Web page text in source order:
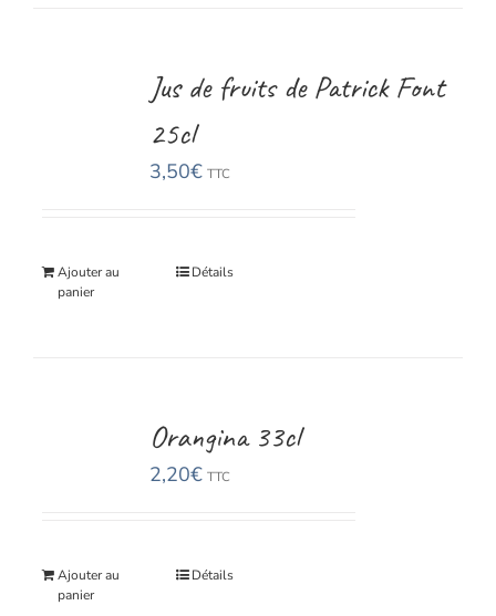
Jus de fruits de Patrick Font
25cl
3,50€ TTC
Ajouter au
panier
Détails
Orangina 33cl
2,20€ TTC
Ajouter au
panier
Détails